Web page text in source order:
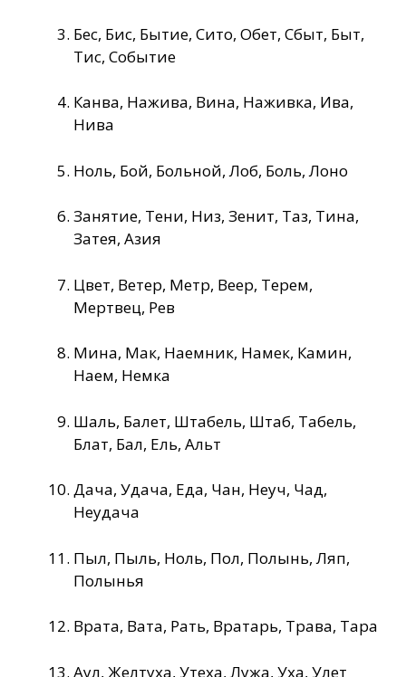
Бес, Бис, Бытие, Сито, Обет, Сбыт, Быт,
Тис, Событие
Канва, Нажива, Вина, Наживка, Ива,
Нива
Ноль, Бой, Больной, Лоб, Боль, Лоно
Занятие, Тени, Низ, Зенит, Таз, Тина,
Затея, Азия
Цвет, Ветер, Метр, Веер, Терем,
Мертвец, Рев
Мина, Мак, Наемник, Намек, Камин,
Наем, Немка
Шаль, Балет, Штабель, Штаб, Табель,
Блат, Бал, Ель, Альт
Дача, Удача, Еда, Чан, Неуч, Чад,
Неудача
Пыл, Пыль, Ноль, Пол, Полынь, Ляп,
Полынья
Врата, Вата, Рать, Вратарь, Трава, Тара
Аул, Желтуха, Утеха, Лужа, Уха, Улет